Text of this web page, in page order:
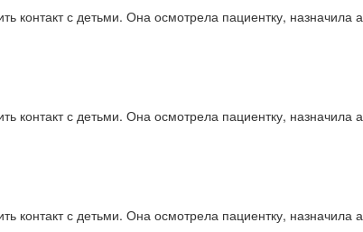
контакт с детьми. Она осмотрела пациентку, назначила
контакт с детьми. Она осмотрела пациентку, назначила
контакт с детьми. Она осмотрела пациентку, назначила